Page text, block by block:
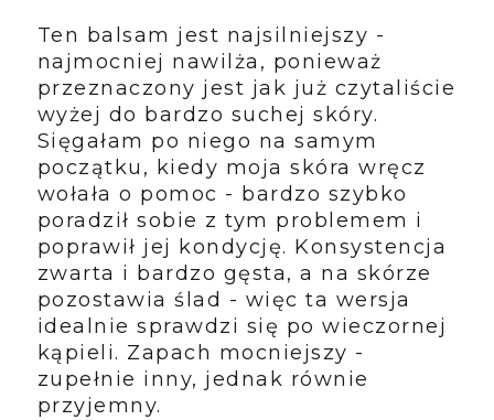
Ten balsam jest najsilniejszy -
najmocniej nawilża, ponieważ
przeznaczony jest jak już czytaliście
wyżej do bardzo suchej skóry.
Sięgałam po niego na samym
początku, kiedy moja skóra wręcz
wołała o pomoc - bardzo szybko
poradził sobie z tym problemem i
poprawił jej kondycję. Konsystencja
zwarta i bardzo gęsta, a na skórze
pozostawia ślad - więc ta wersja
idealnie sprawdzi się po wieczornej
kąpieli. Zapach mocniejszy -
zupełnie inny, jednak równie
przyjemny.